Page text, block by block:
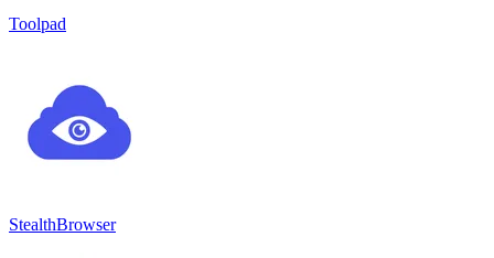
Toolpad
StealthBrowser